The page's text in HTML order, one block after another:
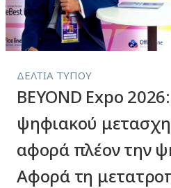
ΔΕΛΤΊΑ ΤΎΠΟΥ
BEYOND Expo
ψηφιακού
αφορά πλέον την
Αφορά τη